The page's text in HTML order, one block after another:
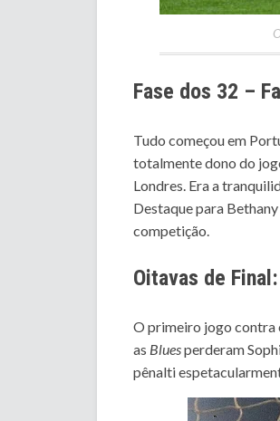
Fase dos 32 –
Tudo começou em
totalmente dono do
Londres. Era a
Destaque para
competição.
Oitavas de
O primeiro jogo contra
as Bluesperderam
pênalti